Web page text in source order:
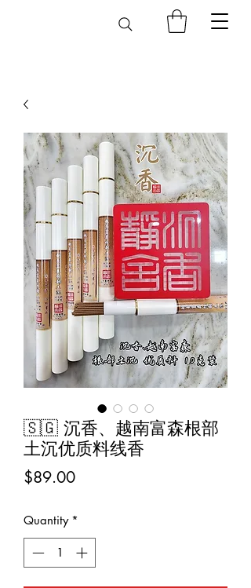
🇸🇬 沉香、越南富森根部
土沉优质料线香
$89.00Price
Quantity *